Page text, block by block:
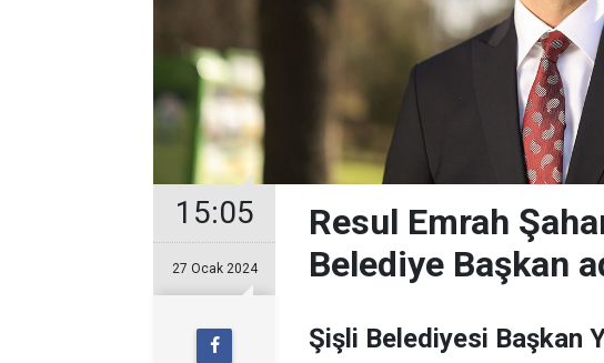
15:05
27 Ocak 2024
Resul Emrah
Belediye Başkan
Şişli Belediyesi Başkan